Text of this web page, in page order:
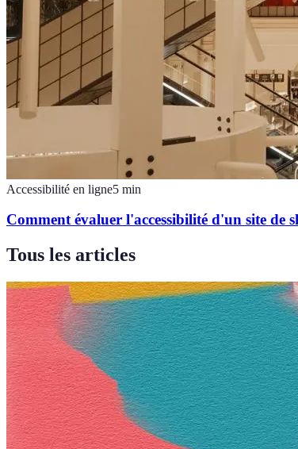
Accessibilité en ligne5 min
Comment évaluer l'accessibilité d'un site de
Tous les articles